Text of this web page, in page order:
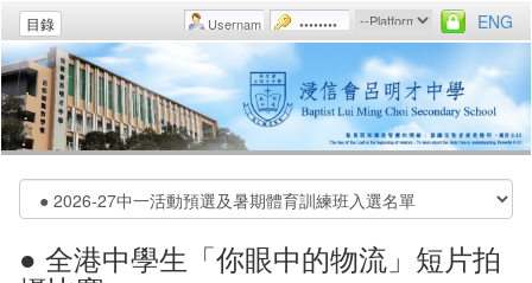
目錄 ENG
● 全港中學生「你眼中的物流」短片拍